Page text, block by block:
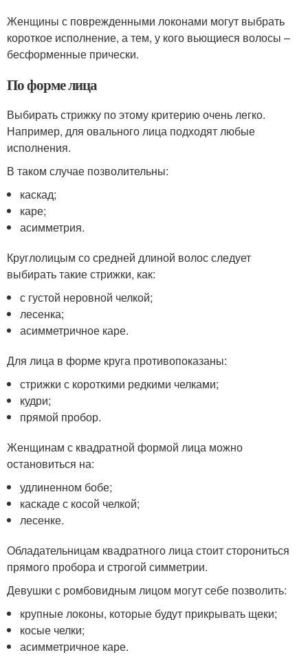
Женщины с поврежденными локонами могут выбрать
короткое исполнение, а тем, у кого вьющиеся волосы –
бесформенные прически.
По форме лица
Выбирать стрижку по этому критерию очень легко.
Например, для овального лица подходят любые
исполнения.
В таком случае позволительны:
каскад;
каре;
асимметрия.
Круглолицым со средней длиной волос следует
выбирать такие стрижки, как:
с густой неровной челкой;
лесенка;
асимметричное каре.
Для лица в форме круга противопоказаны:
стрижки с короткими редкими челками;
кудри;
прямой пробор.
Женщинам с квадратной формой лица можно
остановиться на:
удлиненном бобе;
каскаде с косой челкой;
лесенке.
Обладательницам квадратного лица стоит сторониться
прямого пробора и строгой симметрии.
Девушки с ромбовидным лицом могут себе позволить:
крупные локоны, которые будут прикрывать щеки;
косые челки;
асимметричное каре.